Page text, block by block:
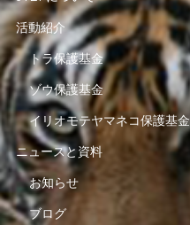
活動紹介
トラ保護基金
ゾウ保護基金
イリオモテヤマネコ保護基金
ニュースと資料
お知らせ
ブログ